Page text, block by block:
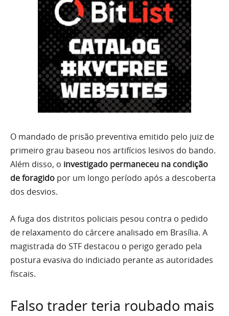
O mandado de prisão preventiva emitido pelo juiz de
primeiro grau baseou nos artifícios lesivos do bando.
Além disso, o investigado permaneceu na condição
de foragido por um longo período após a descoberta
dos desvios.
A fuga dos distritos policiais pesou contra o pedido
de relaxamento do cárcere analisado em Brasília. A
magistrada do STF destacou o perigo gerado pela
postura evasiva do indiciado perante as autoridades
fiscais.
Falso trader teria roubado mais